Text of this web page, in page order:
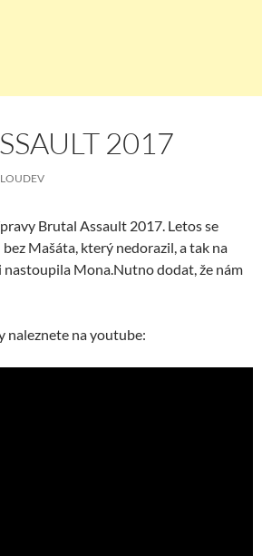
2017
Brutal Assault 2017. Letos se
Mašáta, který nedorazil, a tak na
Mona.Nutno dodat, že nám
naleznete na youtube: